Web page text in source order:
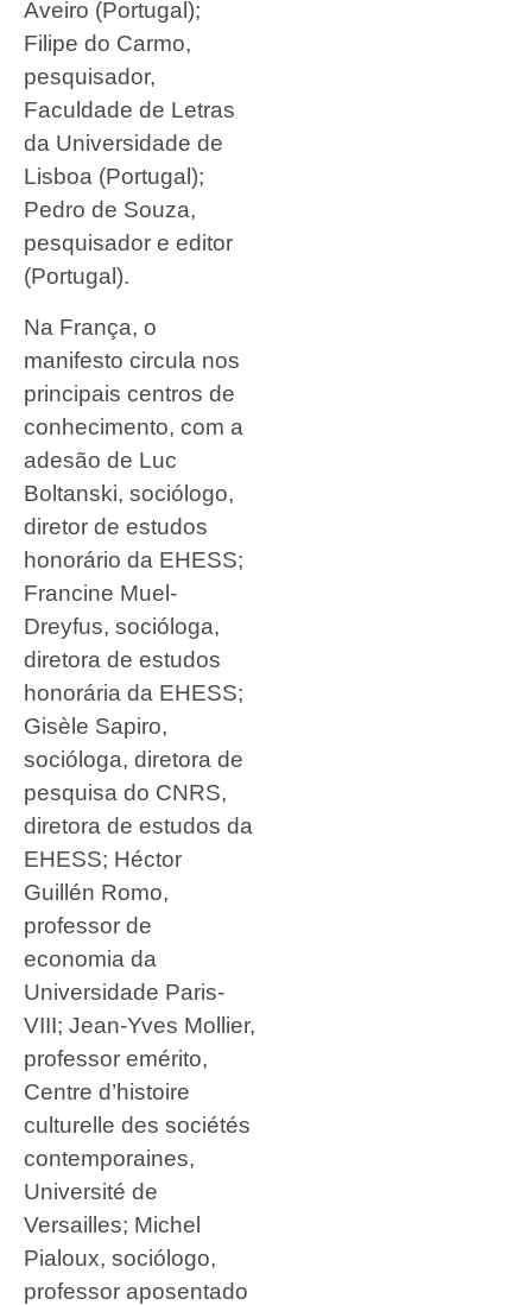
Aveiro (Portugal);
Filipe do Carmo,
pesquisador,
Faculdade de Letras
da Universidade de
Lisboa (Portugal);
Pedro de Souza,
pesquisador e editor
(Portugal).
Na França, o
manifesto circula nos
principais centros de
conhecimento, com a
adesão de Luc
Boltanski, sociólogo,
diretor de estudos
honorário da EHESS;
Francine Muel-
Dreyfus, socióloga,
diretora de estudos
honorária da EHESS;
Gisèle Sapiro,
socióloga, diretora de
pesquisa do CNRS,
diretora de estudos da
EHESS; Héctor
Guillén Romo,
professor de
economia da
Universidade Paris-
VIII; Jean-Yves Mollier,
professor emérito,
Centre d’histoire
culturelle des sociétés
contemporaines,
Université de
Versailles; Michel
Pialoux, sociólogo,
professor aposentado